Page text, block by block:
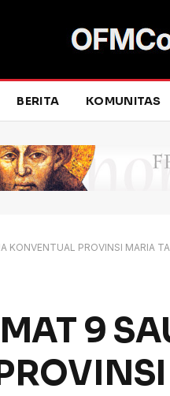
BERITA KOMUNITAS
KONVENTUAL PROVINSI MARIA
9